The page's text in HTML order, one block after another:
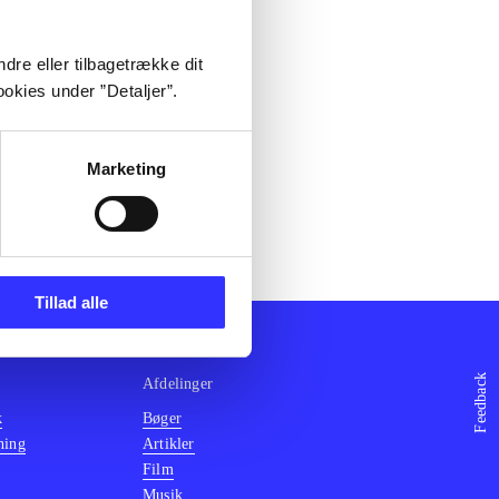
eller tilbagetrække dit
under ”Detaljer”.
Marketing
Tillad alle
Feedback
Afdelinger
Bøger
Artikler
Film
Musik